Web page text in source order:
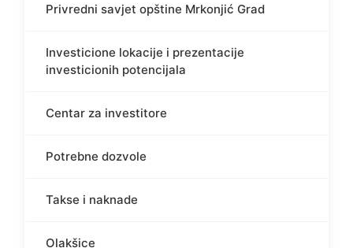
Privredni savjet opštine Mrkonjić Grad
Investicione lokacije i prezentacije
investicionih potencijala
Centar za investitore
Potrebne dozvole
Takse i naknade
Olakšice